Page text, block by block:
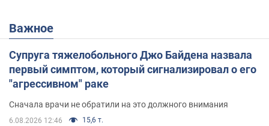
Важное
Супруга тяжелобольного Джо Байдена назвала
первый симптом, который сигнализировал о его
"агрессивном" раке
Сначала врачи не обратили на это должного внимания
6.08.2026 12:46 15,6 т.